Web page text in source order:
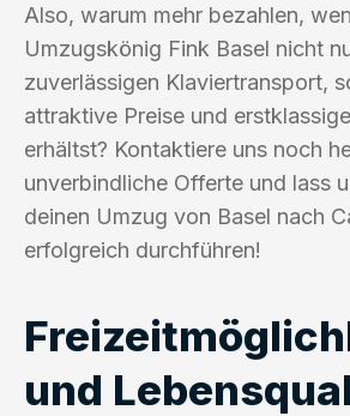
Also, warum mehr bezahlen,
Umzugskönig Fink Basel nicht
zuverlässigen Klaviertransport,
attraktive Preise und
erhältst? Kontaktiere uns noch
unverbindliche Offerte und lass
deinen Umzug von Basel nach
erfolgreich durchführen!
und